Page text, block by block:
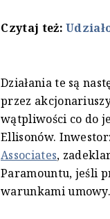
Czytaj też:
Działania te są
przez
wątpliwości co do
Ellisonów.
Associates,
Paramountu, jeśli
warunkami umowy.